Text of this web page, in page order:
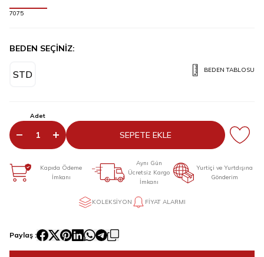
7075
BEDEN SEÇİNİZ:
STD BEDEN TABLOSU
Adet
SEPETE EKLE
Kapıda Ödeme
İmkanı
Aynı Gün
Ücretsiz Kargo
İmkanı
Yurtiçi ve Yurtdışına
Gönderim
KOLEKSIYON FIYAT ALARMI
Paylaş :